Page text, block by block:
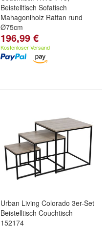
Beistelltisch Sofatisch
Mahagoniholz Rattan rund
Ø75cm
196,99 €
Kostenloser Versand
Urban Living Colorado 3er-Set
Beistelltisch Couchtisch
152174